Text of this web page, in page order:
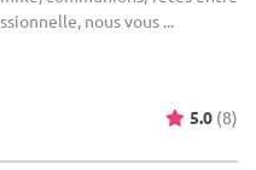
nous vous ...
5.0 (8)